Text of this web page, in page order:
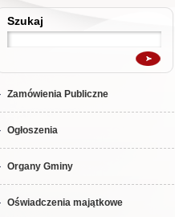
Szukaj
Szukaj
Zamówienia Publiczne
Ogłoszenia
Organy Gminy
Oświadczenia majątkowe